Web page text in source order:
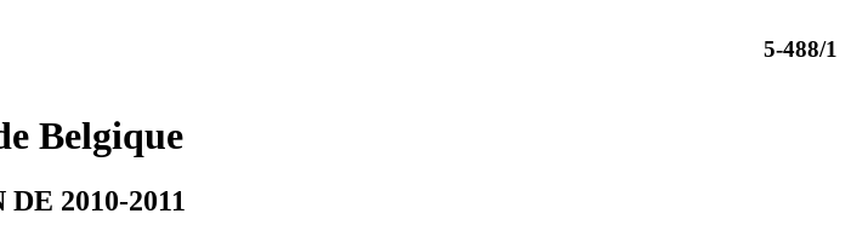
5-488/1
Belgique
DE 2010-2011